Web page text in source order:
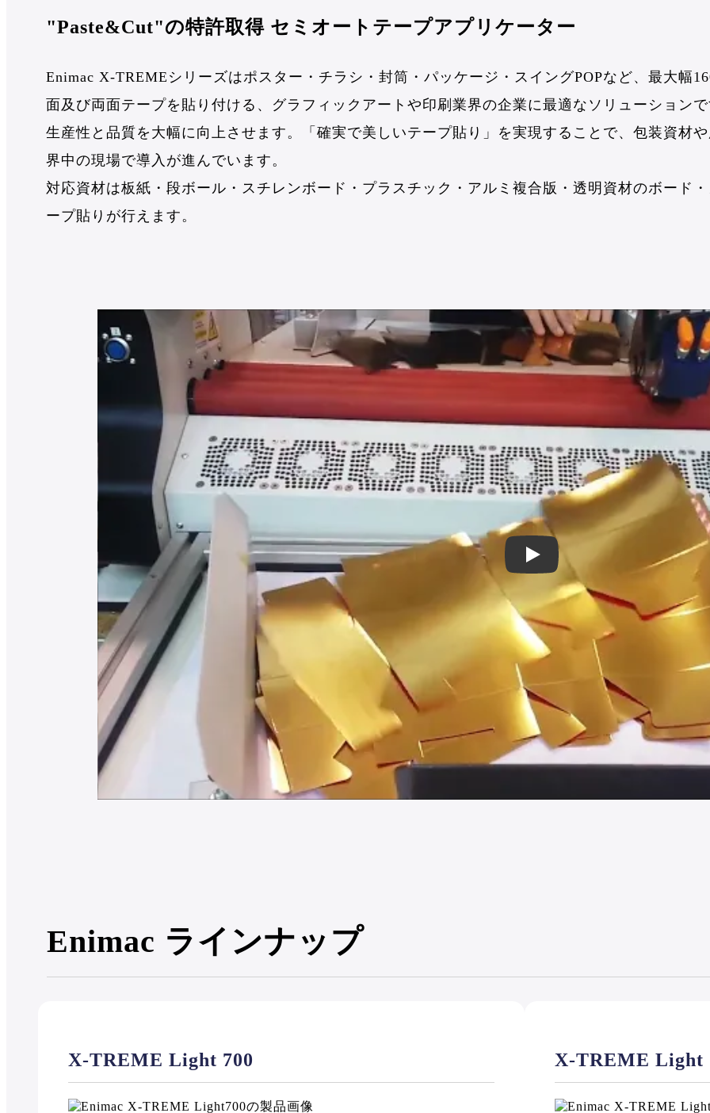
"Paste&Cut"の特許取得 セミオートテープアプリケーター
Enimac X-TREMEシリーズはポスター・チラシ・封筒・パッケージ・スイングPOPなど、最大幅
面及び両面テープを貼り付ける、グラフィックアートや印刷業界の企業に最適なソリューション
生産性と品質を大幅に向上させます。「確実で美しいテープ貼り」を実現することで、包装資材
界中の現場で導入が進んでいます。
対応資材は板紙・段ボール・スチレンボード・プラスチック・アルミ複合版・透明資材のボード
ープ貼りが行えます。
Play: Keynote (Google I/O '18)
Enimac ラインナップ
X-TREME Light 700 X-TREME Light